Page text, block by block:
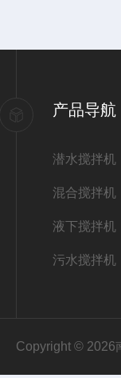
产品导航
潜水搅拌机
混合搅拌机
液下搅拌机
污水搅拌机
Copyright © 2026